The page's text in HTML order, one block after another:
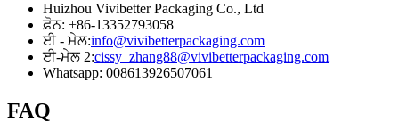
Huizhou Vivibetter Packaging Co., Ltd
ਫ਼ੋਨ: +86-13352793058
ਈ - ਮੇਲ:info@vivibetterpackaging.com
ਈ-ਮੇਲ 2:cissy_zhang88@vivibetterpackaging.com
Whatsapp: 008613926507061
FAQ